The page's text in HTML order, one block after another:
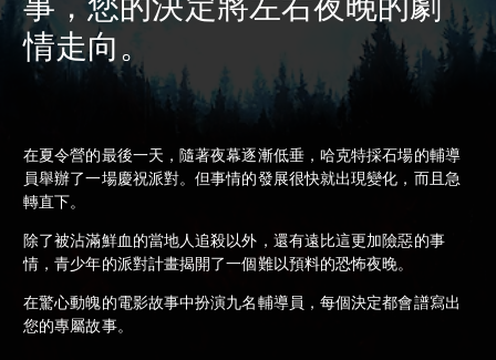
情走向。
在夏令營的最後一天，隨著夜幕逐漸低垂，哈克特採石場的輔導
員舉辦了一場慶祝派對。但事情的發展很快就出現變化，而且急
轉直下。
除了被沾滿鮮血的當地人追殺以外，還有遠比這更加險惡的事
情，青少年的派對計畫揭開了一個難以預料的恐怖夜晚。
在驚心動魄的電影故事中扮演九名輔導員，每個決定都會譜寫出
您的專屬故事。